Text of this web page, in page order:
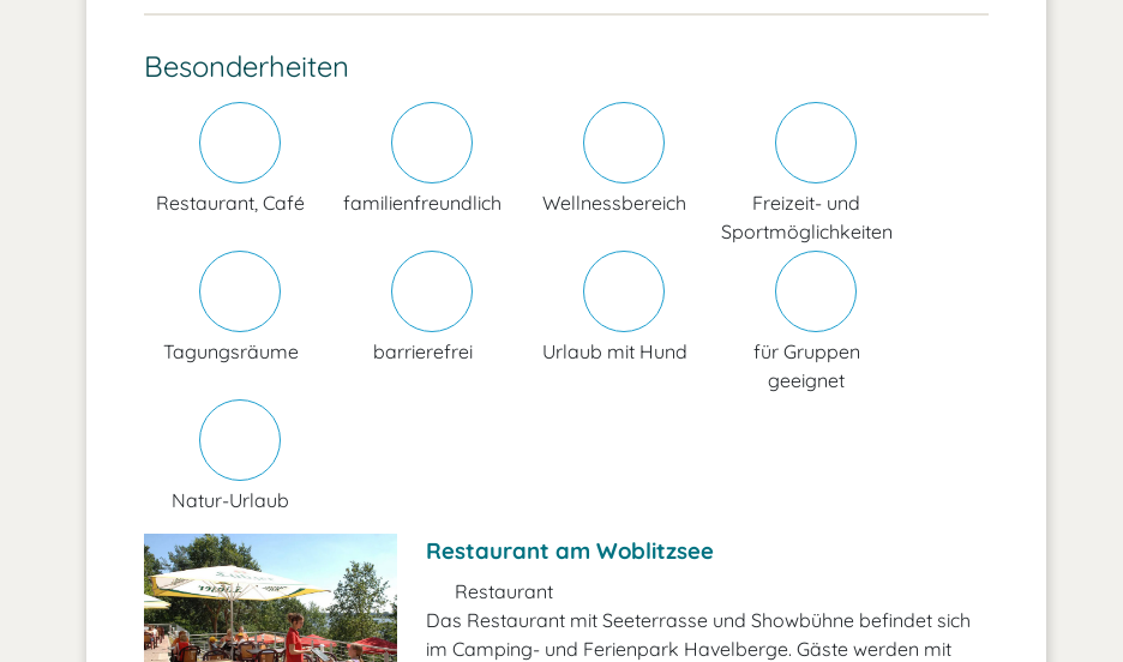
Besonderheiten
Restaurant, Café familienfreundlich Wellnessbereich
Freizeit- und
Sportmöglichkeiten
Tagungsräume barrierefrei Urlaub mit Hund
für Gruppen
geeignet
Natur-Urlaub
Restaurant am Woblitzsee
Restaurant
Das Restaurant mit Seeterrasse und Showbühne befindet sich
im Camping- und Ferienpark Havelberge. Gäste werden mit